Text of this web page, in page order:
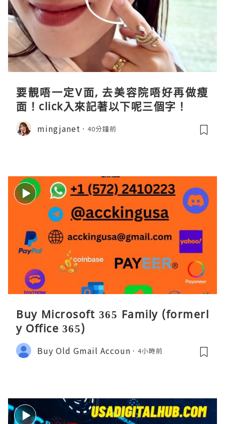
要靚唔一定V面, 去美容院唔好再做瘦
面！click入來記著以下呢三個字！
mingjanet 40分鐘前
Buy Microsoft 365 Family (formerl
y Office 365)
Buy Old Gmail Accoun 4小時前